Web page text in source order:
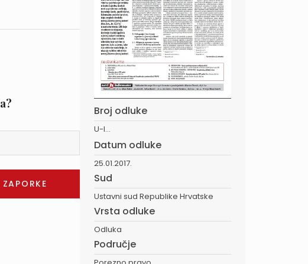
Broj odluke
U-I...
Datum odluke
25.01.2017.
Sud
Ustavni sud Republike Hrvatske
Vrsta odluke
Odluka
Područje